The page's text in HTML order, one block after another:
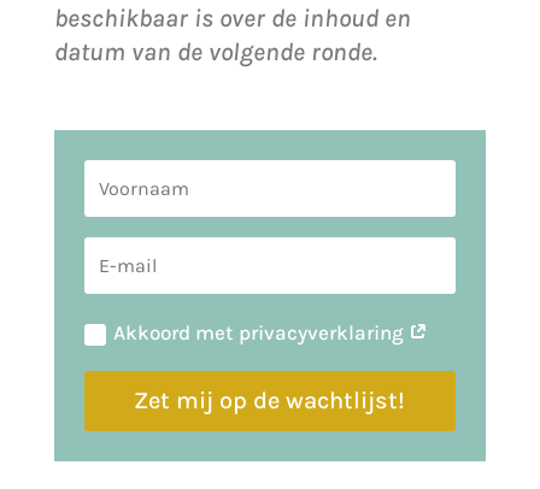
beschikbaar is over de inhoud en
datum van de volgende ronde.
Akkoord met privacyverklaring
Zet mij op de wachtlijst!